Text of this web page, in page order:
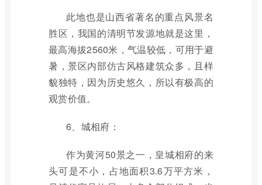
此地也是山西省著名的重点风景名
胜区，我国的清明节发源地就是这里，
最高海拔2560米，气温较低，可用于避
暑，景区内部仿古风格建筑众多，且样
貌独特，因为历史悠久，所以有极高的
观赏价值。
6、城相府：
作为黄河50景之一，皇城相府的来
头可是不小，占地面积3.6万平方米，